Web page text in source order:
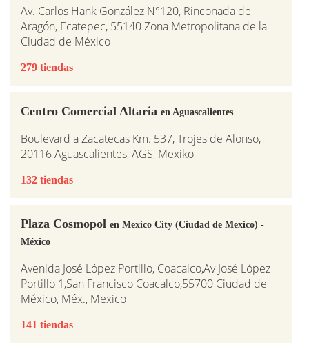
Av. Carlos Hank González N°120, Rinconada de
Aragón, Ecatepec, 55140 Zona Metropolitana de la
Ciudad de México
279 tiendas
Centro Comercial Altaria en Aguascalientes
Boulevard a Zacatecas Km. 537, Trojes de Alonso,
20116 Aguascalientes, AGS, Mexiko
132 tiendas
Plaza Cosmopol en Mexico City (Ciudad de Mexico) -
México
Avenida José López Portillo, Coacalco,Av José López
Portillo 1,San Francisco Coacalco,55700 Ciudad de
México, Méx., Mexico
141 tiendas